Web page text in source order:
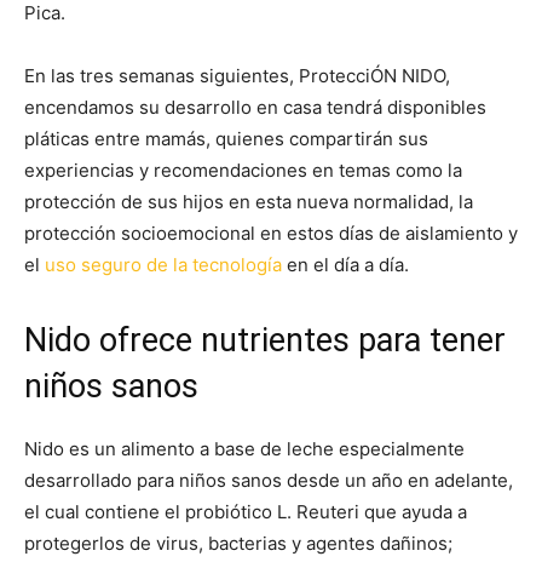
Pica.
En las tres semanas siguientes, ProtecciÓN NIDO,
encendamos su desarrollo en casa tendrá disponibles
pláticas entre mamás, quienes compartirán sus
experiencias y recomendaciones en temas como la
protección de sus hijos en esta nueva normalidad, la
protección socioemocional en estos días de aislamiento y
el uso seguro de la tecnología en el día a día.
Nido ofrece nutrientes para tener
niños sanos
Nido es un alimento a base de leche especialmente
desarrollado para niños sanos desde un año en adelante,
el cual contiene el probiótico L. Reuteri que ayuda a
protegerlos de virus, bacterias y agentes dañinos;